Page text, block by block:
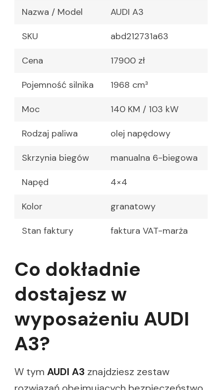
Nazwa / Model AUDI A3
SKU abd212731a63
Cena 17900 zł
Pojemność silnika 1968 cm³
Moc 140 KM / 103 kW
Rodzaj paliwa olej napędowy
Skrzynia biegów manualna 6-biegowa
Napęd 4×4
Kolor granatowy
Stan faktury faktura VAT-marża
Co dokładnie
dostajesz w
wyposażeniu AUDI
A3?
W tym AUDI A3 znajdziesz zestaw